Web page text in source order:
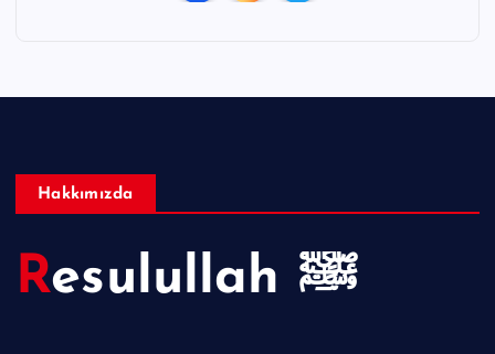
Hakkımızda
Resulullah ﷺ